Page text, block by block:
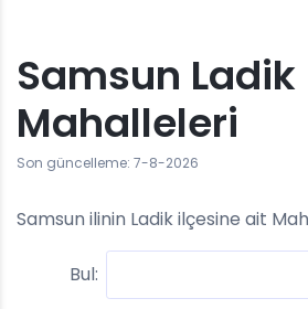
Samsun Ladik
Mahalleleri
Son güncelleme: 7-8-2026
Samsun ilinin Ladik ilçesine ait
Bul: